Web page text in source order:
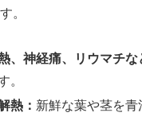
。
、神経痛、リウマチな
。
熱： 新鮮な葉や茎を青